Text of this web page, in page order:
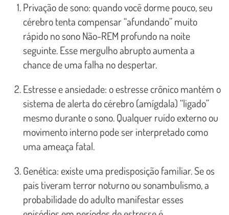
Privação de sono: quando você dorme pouco, seu
cérebro tenta compensar “afundando” muito
rápido no sono Não-REM profundo na noite
seguinte. Esse mergulho abrupto aumenta a
chance de uma falha no despertar.
Estresse e ansiedade: o estresse crônico mantém o
sistema de alerta do cérebro (amígdala) “ligado”
mesmo durante o sono. Qualquer ruído externo ou
movimento interno pode ser interpretado como
uma ameaça fatal.
Genética: existe uma predisposição familiar. Se os
pais tiveram terror noturno ou sonambulismo, a
probabilidade do adulto manifestar esses